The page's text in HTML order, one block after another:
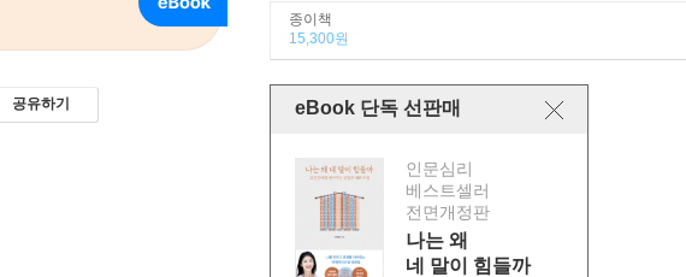
공유하기
종이책
15,300원
eBook 단독 선판매
인문심리
베스트셀러
전면개정판
나는 왜
네 말이 힘들까